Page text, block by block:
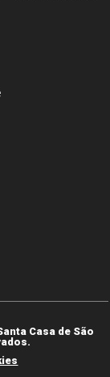
Casa de São